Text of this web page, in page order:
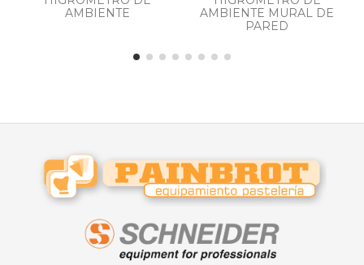
AMBIENTE
AMBIENTE MURAL DE
PARED